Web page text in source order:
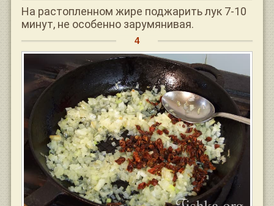
На растопленном жире поджарить лук 7-10
минут, не особенно зарумянивая.